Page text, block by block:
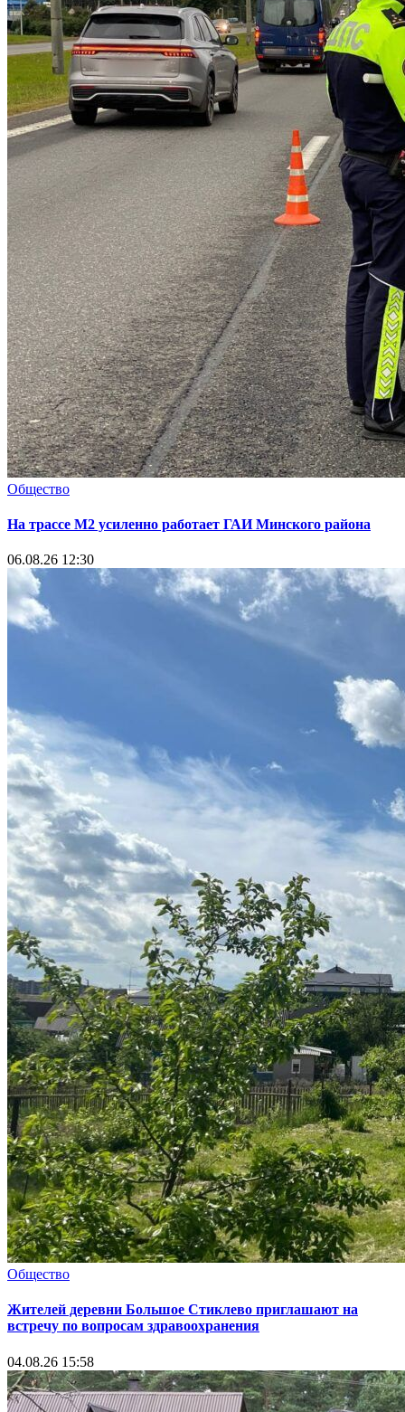
Общество
На трассе М2 усиленно работает ГАИ Минского района
06.08.26 12:30
Общество
Жителей деревни Большое Стиклево приглашают на
встречу по вопросам здравоохранения
04.08.26 15:58